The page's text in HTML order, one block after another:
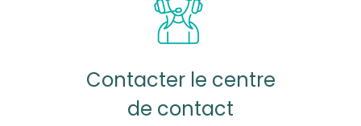
Contacter le centre
de contact